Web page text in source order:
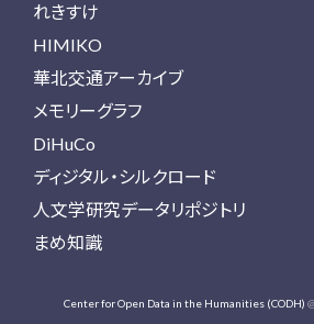
れきすけ
HIMIKO
華北交通アーカイブ
メモリーグラフ
DiHuCo
ディジタル・シルクロード
人文学研究データリポジトリ
まめ知識
Center for Open Data in the Humanities (CODH)